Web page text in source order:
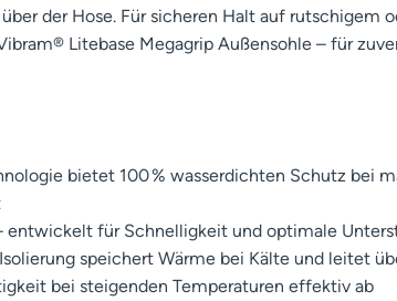
der Hose. Für sicheren Halt auf rutschigem
Litebase Megagrip Außensohle – für
bietet 100 % wasserdichten Schutz bei
entwickelt für Schnelligkeit und optimale
speichert Wärme bei Kälte und leitet
bei steigenden Temperaturen effektiv ab